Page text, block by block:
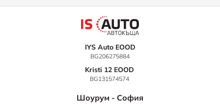
IYS Auto EOOD
BG206275884
Kristi 12 EOOD
BG131574574
Шоурум - София